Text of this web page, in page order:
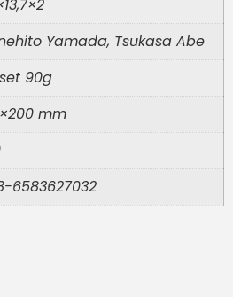
Yamada, Tsukasa Abe
90g
mm
6583627032